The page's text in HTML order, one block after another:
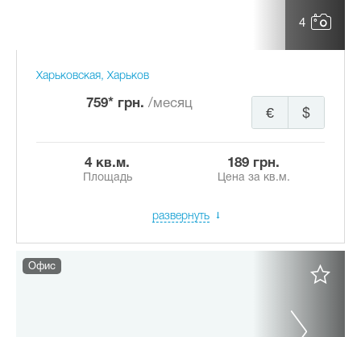
4
Харьковская, Харьков
759* грн. /месяц
$
€
4 кв.м.
Площадь
189 грн.
Цена за кв.м.
развернуть
Офис